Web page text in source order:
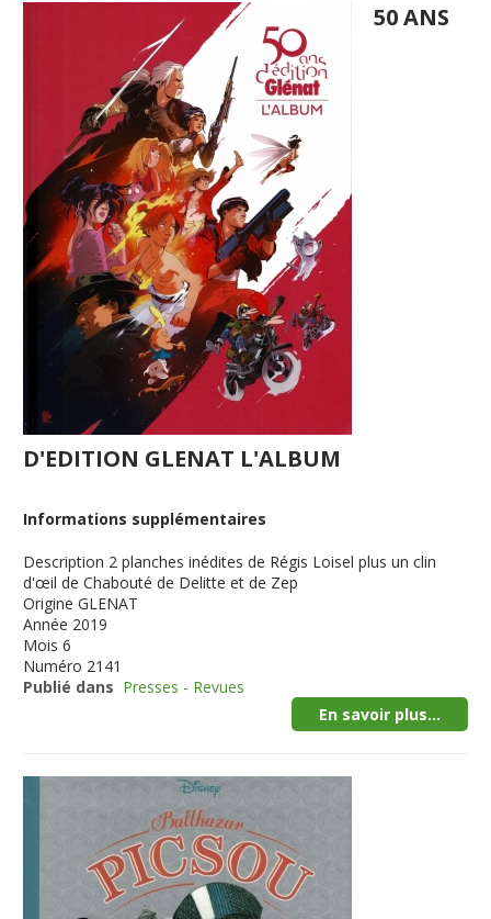
50 ANS
D'EDITION GLENAT L'ALBUM
Informations supplémentaires
Description 2 planches inédites de Régis Loisel plus un clin
d'œil de Chabouté de Delitte et de Zep
Origine GLENAT
Année 2019
Mois 6
Numéro 2141
Publié dans Presses - Revues
En savoir plus...